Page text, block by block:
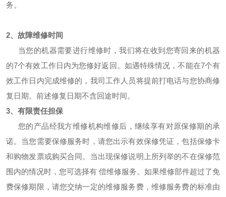
务。
2、故障维修时间
当您的机器需要进行维修时，我们将在收到您寄回来的机器
的7个有效工作日内为您修好返回。如遇特殊情况，不能在7个有
效工作日内完成维修的，我司工作人员将提前打电话与您协商修
复日期。前述修复日期不含回途时间。
3、有限责任担保
您的产品经我方维修机构维修后，继续享有对原保修期的承
诺。当您需要保修服务时，请您出示有效保修凭证，包括保修卡
和购物发票或购买合同。当出现保修说明上所列举的不在保修范
围内的情况时，您可选择有 偿维修服务。如果维修部件超过了免
费保修期限，请您交纳一定的维修服务费，维修服务费的标准由